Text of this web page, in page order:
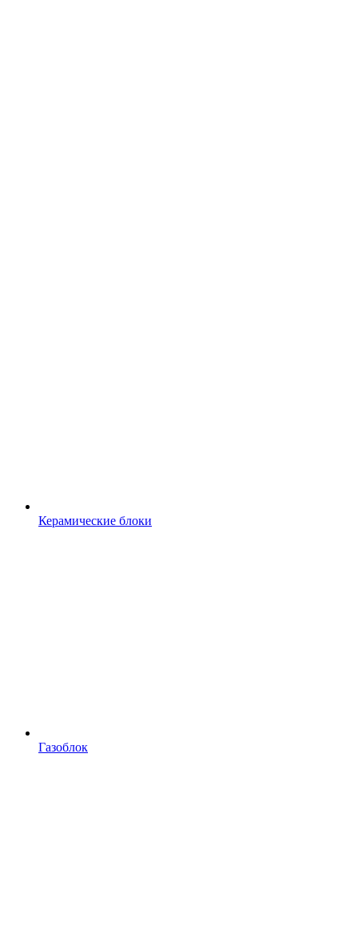
Керамические блоки
Газоблок